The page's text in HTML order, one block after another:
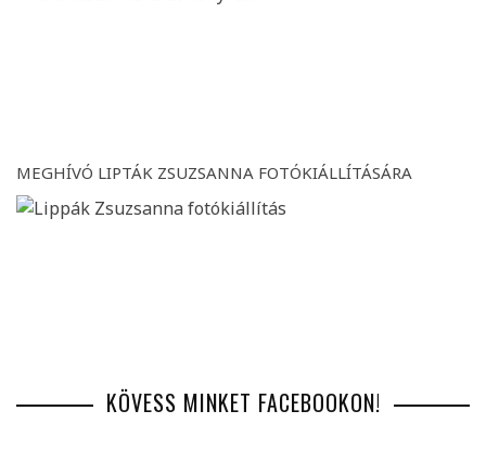
MEGHÍVÓ LIPTÁK ZSUZSANNA FOTÓKIÁLLÍTÁSÁRA
KÖVESS MINKET FACEBOOKON!